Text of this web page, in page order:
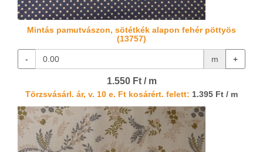
Mintás pamutvászon, sötétkék alapon fehér pöttyös
(13757)
- m +
1.550 Ft / m
Törzsvásárl. ár, v. 10 e. Ft kosárért. felett: 1.395 Ft / m